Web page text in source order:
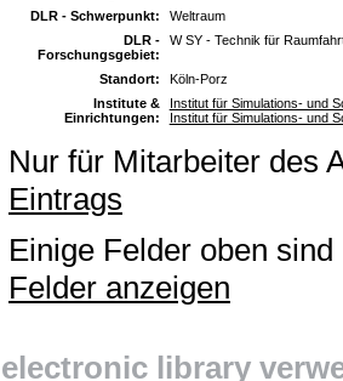
DLR - Schwerpunkt:
Weltraum
DLR -
Forschungsgebiet:
W SY - Technik für
Standort:
Köln-Porz
Institute &
Einrichtungen:
Institut für Simulations- und
Institut für Simulations- und
Nur für Mitarbeiter des
Eintrags
Einige Felder oben
Felder anzeigen
electronic library